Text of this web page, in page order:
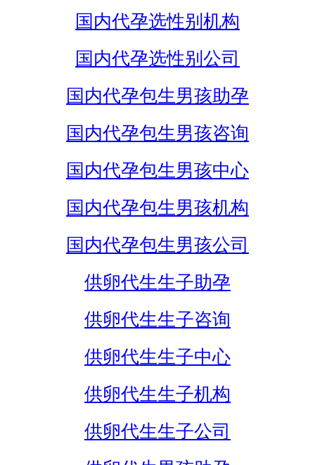
国内代孕选性别机构
国内代孕选性别公司
国内代孕包生男孩助孕
国内代孕包生男孩咨询
国内代孕包生男孩中心
国内代孕包生男孩机构
国内代孕包生男孩公司
供卵代生生子助孕
供卵代生生子咨询
供卵代生生子中心
供卵代生生子机构
供卵代生生子公司